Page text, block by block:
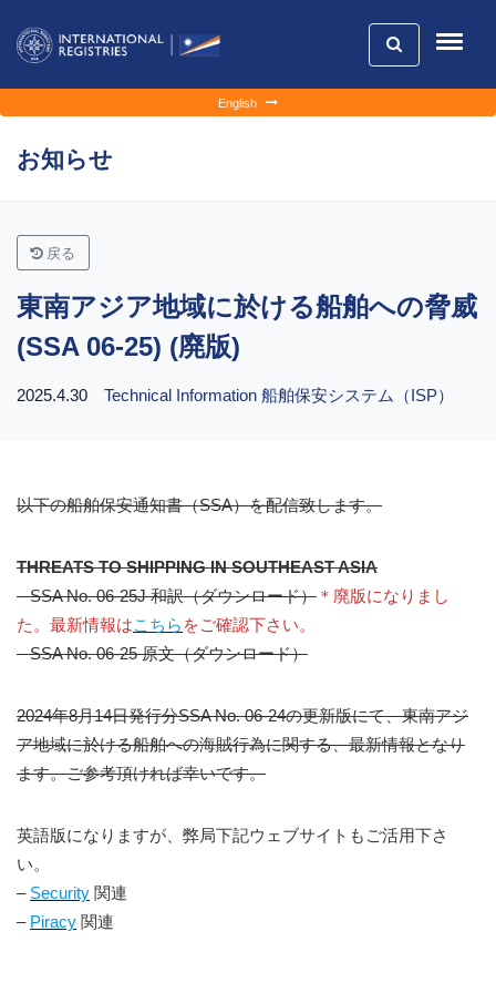
English
お知らせ
戻る
東南アジア地域に於ける船舶への脅威
(SSA 06-25) (廃版)
2025.4.30 Technical Information 船舶保安システム（ISP）
以下の船舶保安通知書（SSA）を配信致します。
THREATS TO SHIPPING IN SOUTHEAST ASIA
– SSA No. 06-25J 和訳（ダウンロード） ＊廃版になりまし
た。最新情報はこちら をご確認下さい。
– SSA No. 06-25 原文（ダウンロード）
2024年8月14日発行分SSA No. 06-24の更新版にて、東南アジ
ア地域に於ける船舶への海賊行為に関する、最新情報となり
ます。ご参考頂ければ幸いです。
英語版になりますが、弊局下記ウェブサイトもご活用下さ
い。
– Security 関連
– Piracy 関連